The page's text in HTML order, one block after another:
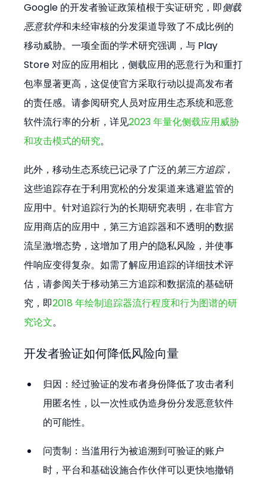
Google 的开发者验证政策植根于实证研究，即侧载
恶意软件和未经审核的分发渠道导致了不成比例的
移动威胁。一项全面的学术研究强调，与 Play
Store 对应的应用相比，侧载应用的恶意行为和重打
包率显著更高，这促使官方采取行动以提高发布者
的责任感。请参阅研究人员对应用生态系统和恶意
软件流行率的分析，详见2023 年量化侧载应用威胁
和攻击模式的研究。
此外，移动生态系统已记录了广泛的第三方追踪，
这些追踪存在于利用宽松的分发渠道来逃避监管的
应用中。针对追踪行为的长期研究表明，在非官方
应用商店的应用中，第三方追踪器和不透明的数据
流呈激增态势，这增加了用户的隐私风险，并使事
件响应变得复杂。如需了解应用追踪的详细技术评
估，请参阅关于移动第三方追踪和数据流的基础研
究，即2018 年绘制追踪器流行程度和行为图谱的研
究论文。
开发者验证如何降低风险向量
归因：经过验证的发布者身份降低了攻击者利
用匿名性，以一次性或伪造身份分发恶意软件
的可能性。
问责制：当滥用行为被追溯到可验证的账户
时，平台和基础设施合作伙伴可以更快地撤销